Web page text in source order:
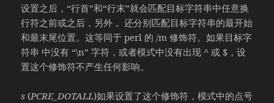
设置之后，“行首”和“行末”就会匹配目标字符串中任意换
行符之前或之后，另外， 还分别匹配目标字符串的最开始
和最末尾位置。这等同于 perl 的 /m 修饰符。如果目标字
符串 中没有 “\n” 字符，或者模式中没有出现 ^ 或 $，设
置这个修饰符不产生任何影响。
s (PCRE_DOTALL)如果设置了这个修饰符，模式中的点号